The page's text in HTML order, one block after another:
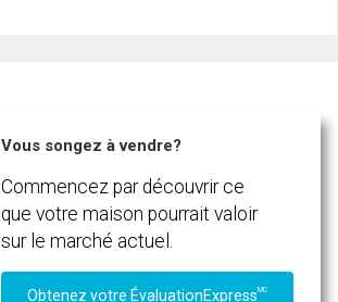
Vous songez à vendre?
Commencez par découvrir ce
que votre maison pourrait valoir
sur le marché actuel.
Obtenez votre ÉvaluationExpressMC